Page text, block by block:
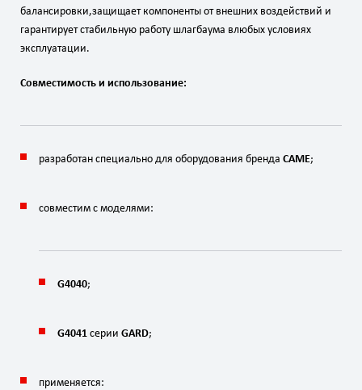
балансировки,защищаеткомпоненты отвнешних воздействий и
гарантируетстабильную работу шлагбаума влюбых условиях
эксплуатации.
Совместимость и использование:
разработан специально для оборудования бренда CAME;
совместим с моделями:
G4040;
G4041 серии GARD;
применяется: